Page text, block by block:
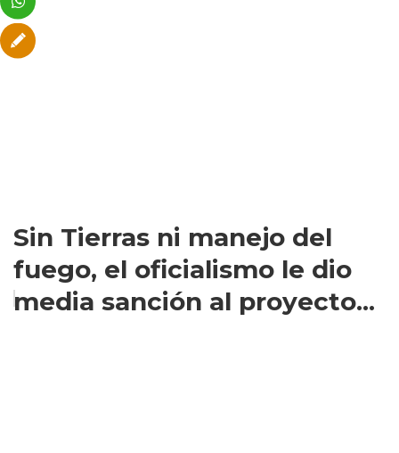
Sin Tierras ni manejo del
fuego, el oficialismo le dio
media sanción al proyecto...